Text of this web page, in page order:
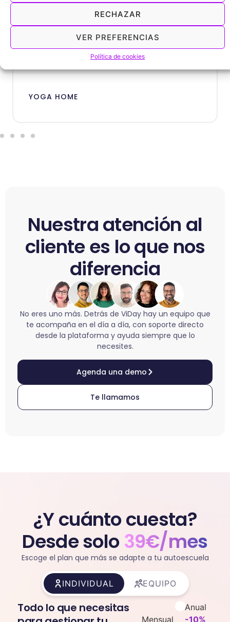
RECHAZAR
VER PREFERENCIAS
Política de cookies
de tener nuestra propia app y
nuestros yoguis igualmente.”
YOGA HOME
Nuestra atención al
cliente es lo que nos
diferencia
No eres uno más. Detrás de ViDay hay un equipo que
te acompaña en el día a día, con soporte directo
desde la plataforma y ayuda siempre que lo
necesites.
Agenda una demo
Te llamamos
¿Y cuánto cuesta?
Desde solo39€/mes
Escoge el plan que más se adapte a tu autoescuela
INDIVIDUAL EQUIPO
Todo lo que necesitas
Mensual
Anual
-10%